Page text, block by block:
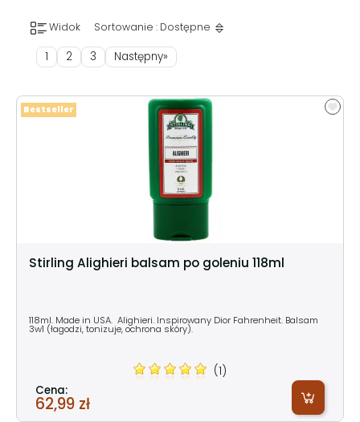
Widok Sortowanie : Dostępne
1 2 3 Następny»
Stirling Alighieri balsam po goleniu 118ml
118ml. Made in USA. Alighieri. Inspirowany Dior Fahrenheit. Balsam
3w1 (łagodzi, tonizuje, ochrona skóry).
(1)
Cena:
62,99 zł
Bestseller